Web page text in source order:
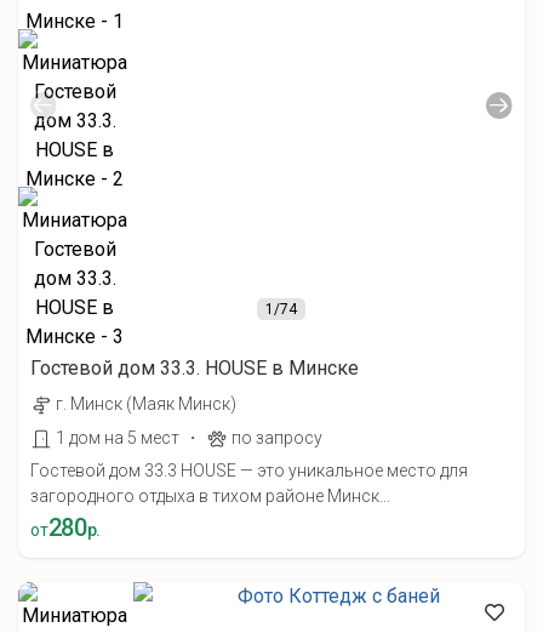
1/74
Гостевой дом 33.3. HOUSE в Минске
г. Минск (Маяк Минск)
1 дом на 5 мест
·
по запросу
Гостевой дом 33.3 HOUSE — это уникальное место для
загородного отдыха в тихом районе Минск...
от280р.